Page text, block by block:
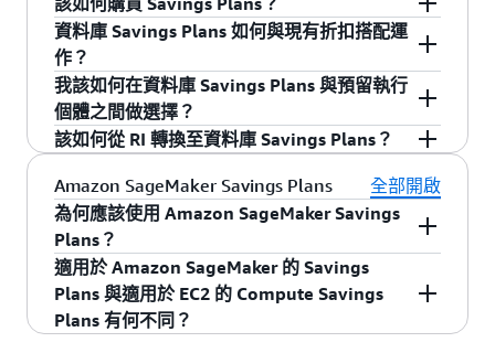
於 Amazon SageMaker 的彈性定價模式，可換
取在 1 年或 3 年期的用量承諾 (以 USD/小時計
費)。Amazon SageMaker Savings Plans 提供
最大靈活性，並協助您降低高達 64％ 的成
本。這些計劃會自動套用至符合資格的
SageMaker ML 執行個體用量，包括
SageMaker Studio Notebook、SageMaker On-
Demand Notebook、SageMaker Processing、
SageMaker Data Wrangler、SageMaker
Training、SageMaker Real-Time Inference，以
及 SageMaker Batch Transform，而不論執行
個體系列、大小或區域為何。例如，您可以隨
樣)，無論大小、作業系統或租用情況如何，均可
根據所選區域 (例如，維吉尼亞北部的 M5) 中給定
EC2 執行個體系列中的任何執行個體用量，自動
為您節省費用。
Database Migration Service (DMS)。隨著新資料
庫服務符合資格，將會自動納入您現有資料庫
Savings Plans 承諾的涵蓋範圍。
無伺服器產品 (如 Aurora Serverless、ElastiCache
Serverless for Valkey、Amazon DocumentDB 無
伺服器與 Neptune Serverless)，以及 DynamoDB
和 Keyspaces 的隨需與佈建輸送量。
援的區域間轉移、採用新推出的執行個體世代，
以及在佈建與無伺服器部署模式間移動。例如，
有了資料庫 Savings Plans，您可在 Aurora db.r7g
與 db.r8g 執行個體間切換、將工作負載從歐盟
(愛爾蘭) 轉移至美國 (俄亥俄)，或從 RDS for
Oracle 現代化至 Aurora PostgreSQL，或是從
RDS 轉移至 DynamoDB，且仍享有資料庫
Savings Plans 提供的折扣價格。
費率計費。此自動套用機制確保您無需手動管理
個別預留，即可享有節省優惠。
費用，具體折扣費率取決於特定的資料庫服務與
用量類型。您可於
資料庫 Savings Plans 定價頁面
找到依用量類型與服務分類的詳細費率。
資料庫 Savings Plans 提供無預付費用的 1 年期方
案。欲支付預付費用的客戶，可透過帳單主控台
中的預先付款功能付款。「預先付款」是現有的
AWS 帳單與成本管理功能，讓您能預先支付 AWS
用量費用。
您可以從 AWS 帳單與成本管理主控台或使用 API
CLI 來開始使用 Savings Plans。為獲得最大幅度
的節省，您可利用主控台提供的購買建議來承諾
使用 Savings Plans。若需更自訂的分析，您可使
用 Savings Plans 採購分析器估算自訂購買案例的
潛在成本節省。
如需更多資訊，請造訪資料庫 Savings Plans 定價
頁面與AWS Savings Plans 常見問答集。購買
Savings Plans 後，符合資格的用量將自動以
Savings Plans 折扣價格計費，超出承諾的任何用
量則按一般隨需費率計費。購買後 8 小時內，您
資料庫 Savings Plans 如何與現有折扣搭配運
作？
資料庫 Savings Plans 的折扣無法與同一工作負載
上的預留執行個體或 DynamoDB 預留容量合併使
用。不過，您可購買預留項目來涵蓋某個工作負
載，並購買資料庫 Savings Plans 來涵蓋另一個工
作負載。
例如，您可購買 RI 來涵蓋 Amazon Aurora MySQL
的 db.r5 執行個體，同時購買 Savings Plans 來涵
蓋 Amazon Aurora PostgreSQL 的 db.r8g 執行個
體及無伺服器用量。此方法確保客戶能在舊世代
我該如何在資料庫 Savings Plans 與預留執行
個體之間做選擇？
您的選擇應符合您的營運需求與成本最佳化目
標。若您希望擁有在服務與執行個體類型間轉換
的彈性、採用新技術而無需管理個別承諾，或簡
化跨資料庫服務的成本管理，則應選擇資料庫
Savings Plans。若您針對特定執行個體類型擁有
穩定、可預測的工作負載，或希望透過較長的 3
年期承諾將節省最大化，則預留執行個體是理想
的選擇。
該如何從 RI 轉換至資料庫 Savings Plans？
建議您在預留執行個體承諾到期時，從預留執行
個體轉換至資料庫 Savings Plans。您亦可購買資
料庫 Savings Plans 來涵蓋目前未受預留執行個體
涵蓋的用量，無需等待現有預留執行個體承諾到
期。
Amazon SageMaker Savings Plans
全部開啟
為何應該使用 Amazon SageMaker Savings
Plans？
如果您具有一致的 Amazon SageMaker 執行個體
用量 (以 USD/小時計費)，並使用多個 SageMaker
元件或期望您的技術組態 (例如，執行個體系列、
適用於 Amazon SageMaker 的 Savings
Plans 與適用於 EC2 的 Compute Savings
Plans 有何不同？